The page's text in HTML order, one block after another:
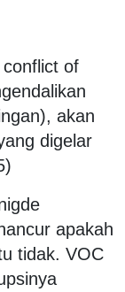
of
akan
digelar
apakah
tidak. VOC